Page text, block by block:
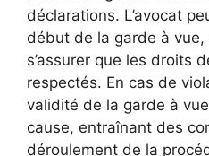
déclarations. L’avocat
début de la garde à
s’assurer que les droits
respectés. En cas de
validité de la garde à
cause, entraînant des
déroulement de la